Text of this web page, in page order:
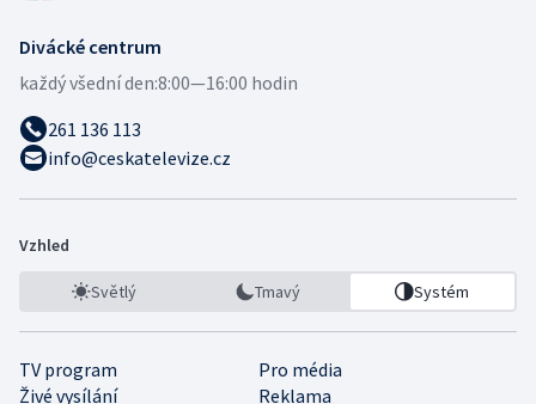
Divácké centrum
každý všední den:8:00—16:00 hodin
261 136 113
info@ceskatelevize.cz
Vzhled
Světlý Tmavý Systém
TV program
Pro média
Živé vysílání
Reklama